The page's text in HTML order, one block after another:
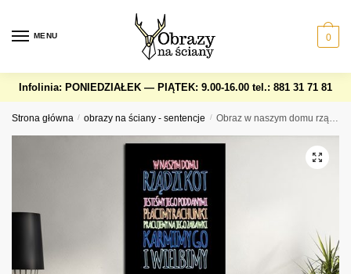
navigation
content
MENU 0
Infolinia: PONIEDZIAŁEK — PIĄTEK: 9.00-16.00 tel.: 881 31 71 81
Strona główna / obrazy na ściany - sentencje / Obraz w naszym domu rządzi kot